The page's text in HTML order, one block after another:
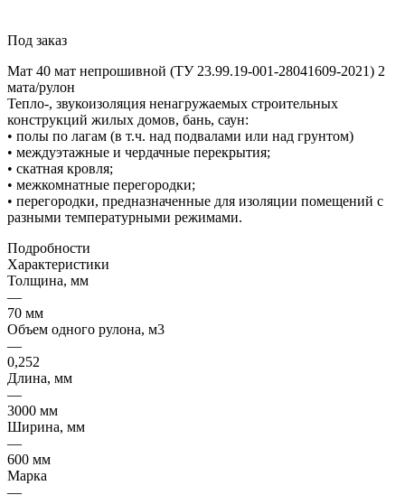
Под заказ
Мат 40 мат непрошивной (ТУ 23.99.19-001-28041609-2021) 2
мата/рулон
Тепло-, звукоизоляция ненагружаемых строительных
конструкций жилых домов, бань, саун:
• полы по лагам (в т.ч. над подвалами или над грунтом)
• междуэтажные и чердачные перекрытия;
• скатная кровля;
• межкомнатные перегородки;
• перегородки, предназначенные для изоляции помещений с
разными температурными режимами.
Подробности
Характеристики
Толщина, мм
—
70 мм
Объем одного рулона, м3
—
0,252
Длина, мм
—
3000 мм
Ширина, мм
—
600 мм
Марка
—